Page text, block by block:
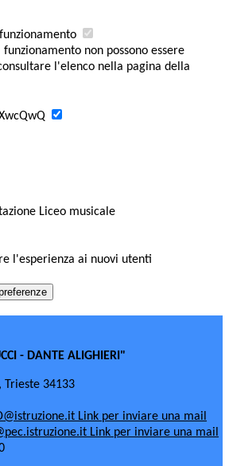
funzionamento non possono essere
l'elenco nella pagina della
Liceo musicale
l'esperienza ai nuovi utenti
- DANTE ALIGHIERI"
Trieste 34133
Link per inviare una mail
Link per inviare una mail